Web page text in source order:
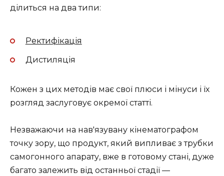
ділиться на два типи:
Ректифікація
Дистиляція
Кожен з цих методів має свої плюси і мінуси і їх
розгляд заслуговує окремої статті.
Незважаючи на нав'язувану кінематографом
точку зору, що продукт, який випливає з трубки
самогонного апарату, вже в готовому стані, дуже
багато залежить від останньої стадії —